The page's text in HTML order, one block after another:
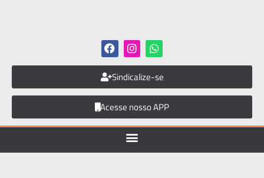
Sindicalize-se
Acesse nosso APP